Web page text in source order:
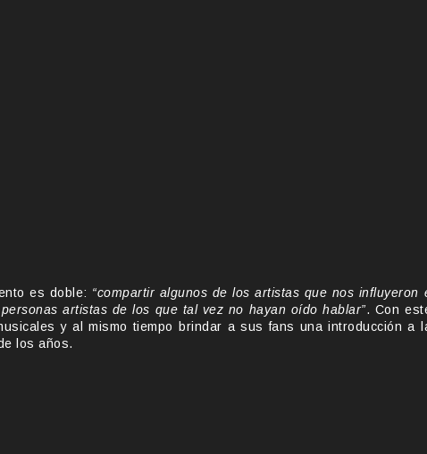
es doble: “compartir algunos de los artistas que nos influyeron
artistas de los que tal vez no hayan oído hablar”. Con
y al mismo tiempo brindar a sus fans una introducción a
los años.